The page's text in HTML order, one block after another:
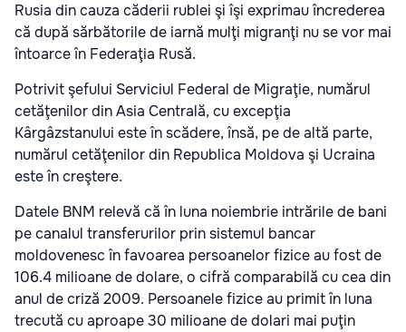
Rusia din cauza căderii rublei şi îşi exprimau încrederea
că după sărbătorile de iarnă mulţi migranţi nu se vor mai
întoarce în Federaţia Rusă.
Potrivit şefului Serviciul Federal de Migraţie, numărul
cetăţenilor din Asia Centrală, cu excepţia
Kârgâzstanului este în scădere, însă, pe de altă parte,
numărul cetăţenilor din Republica Moldova şi Ucraina
este în creştere.
Datele BNM relevă că în luna noiembrie intrările de bani
pe canalul transferurilor prin sistemul bancar
moldovenesc în favoarea persoanelor fizice au fost de
106.4 milioane de dolare, o cifră comparabilă cu cea din
anul de criză 2009. Persoanele fizice au primit în luna
trecută cu aproape 30 milioane de dolari mai puţin